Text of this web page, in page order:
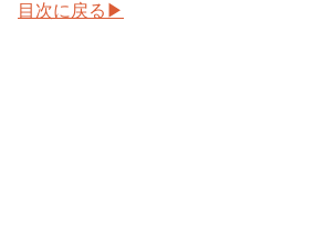
目次に戻る▶